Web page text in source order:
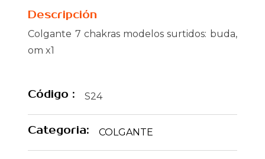
Descripción
Colgante 7 chakras modelos surtidos: buda,
om x1
Código : S24
Categoria: COLGANTE